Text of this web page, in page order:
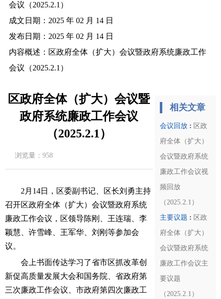
会议（2025.2.1）
成文日期： 2025 年 02 月 14 日
发布日期： 2025 年 02 月 14 日
内容概述： 区政府全体（扩大）会议暨政府系统廉政工作
会议（2025.2.1）
区政府全体（扩大）会议暨
政府系统廉政工作会议
（2025.2.1）
浏览量： 958
2月14日，区委副书记、区长刘勇主持
召开区政府全体（扩大）会议暨政府系统
廉政工作会议，区领导陈刚、王连瑞、李
颖慧、许雪峰、王军华、刘刚等参加会
议。
会上书面传达学习了省市区抓改革创
新促高质量发展大会和国务院、省政府第
三次廉政工作会议、市政府第四次廉政工
相关文章
会议回放: 区政
府全体（扩大）
会议暨政府系统
廉政工作会议视
频回放
（2025.2.1）
主要议题 : 区政
府全体（扩大）
会议暨政府系统
廉政工作会议主
要议题
（2025.2.1）